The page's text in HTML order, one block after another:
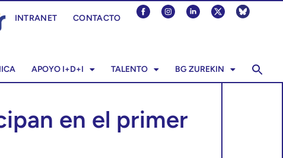
INTRANET CONTACTO
APOYO I+D+I TALENTO BG ZUREKIN
en el primer